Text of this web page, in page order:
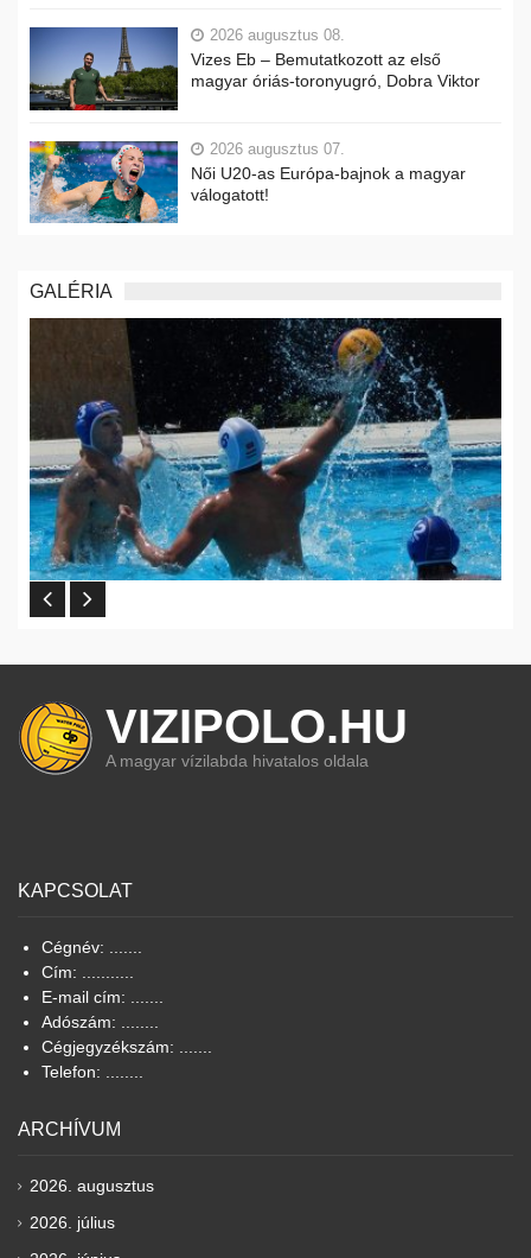
2026 augusztus 08.
Vizes Eb – Bemutatkozott az első
magyar óriás-toronyugró, Dobra Viktor
2026 augusztus 07.
Női U20-as Európa-bajnok a magyar
válogatott!
GALÉRIA
VIZIPOLO.HU
A magyar vízilabda hivatalos oldala
KAPCSOLAT
Cégnév: .......
Cím: ...........
E-mail cím: .......
Adószám: ........
Cégjegyzékszám: .......
Telefon: ........
ARCHÍVUM
2026. augusztus
2026. július